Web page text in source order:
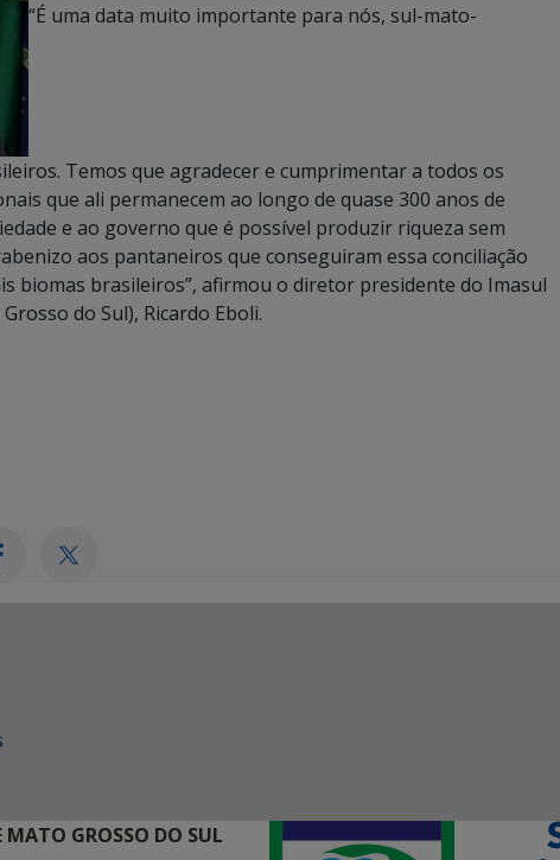
“É uma data muito importante para nós, sul-mato-
Temos que agradecer e cumprimentar a todos os
que ali permanecem ao longo de quase 300 anos de
e ao governo que é possível produzir riqueza sem
aos pantaneiros que conseguiram essa conciliação
biomas brasileiros”, afirmou o diretor presidente do Imasul
do Sul), Ricardo Eboli.
GROSSO DO SUL